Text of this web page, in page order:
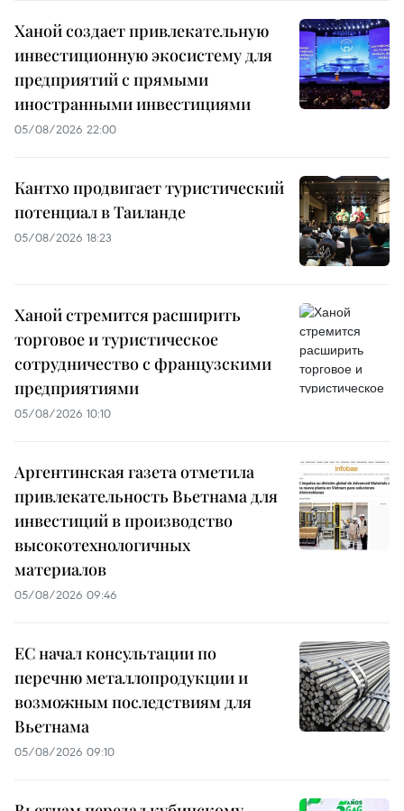
Ханой создает привлекательную
инвестиционную экосистему для
предприятий с прямыми
иностранными инвестициями
05/08/2026 22:00
Кантхо продвигает туристический
потенциал в Таиланде
05/08/2026 18:23
Ханой стремится расширить
торговое и туристическое
сотрудничество с французскими
предприятиями
05/08/2026 10:10
Аргентинская газета отметила
привлекательность Вьетнама для
инвестиций в производство
высокотехнологичных
материалов
05/08/2026 09:46
ЕС начал консультации по
перечню металлопродукции и
возможным последствиям для
Вьетнама
05/08/2026 09:10